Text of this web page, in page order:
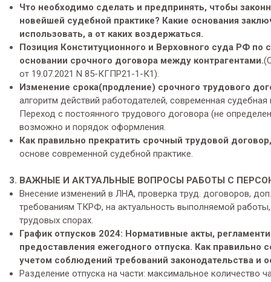
Что необходимо сделать и предпринять, чтобы
новейшей судебной практике? Какие основания
использовать, а от каких воздержаться.
Позиция Конституционного и Верховного суда РФ по
основании срочного договора между контрагентами.
от 19.07.2021 N 85-КГПР21-1-К1).
Изменение срока(продление) срочного трудового
алгоритм действий работодателей, современная
Переход с постоянного трудового договора (не
возможно и порядок оформления.
Как правильно прекратить срочный трудовой договор,
основе современной судебной практике.
3. ВАЖНЫЕ И АКТУАЛЬНЫЕ ВОПРОСЫ РАБОТЫ С
Внесение изменений в ЛНА, проверка труд. договоров,
требованиям ТКРФ, на актуальность выполняемой
трудовых спорах.
График отпусков 2024: Нормативные акты,
предоставления ежегодного отпуска. Как правильно
учетом соблюдений требований законодательства и
Разделение отпуска на части: максимальное количество